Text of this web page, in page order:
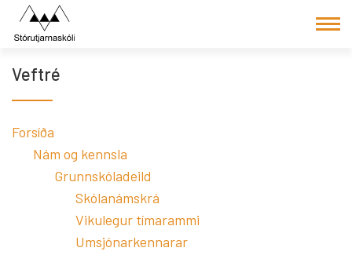
Fara
Veftré
Forsíða
Nám og kennsla
Grunnskóladeild
Skólanámskrá
Vikulegur tímarammi
Umsjónarkennarar